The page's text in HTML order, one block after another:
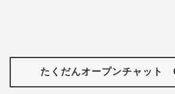
たくだんオープンチャット